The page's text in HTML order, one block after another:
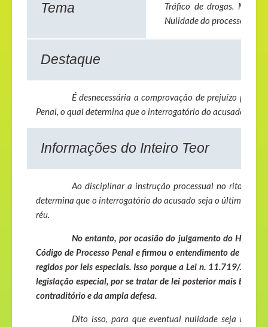
Tema
Tráfico de drogas.
Nulidade do processo.
Destaque
É desnecessária a comprovação de prejuízo para
Penal, o qual determina que o interrogatório do acusado seja
Informações do Inteiro Teor
Ao disciplinar a instrução processual no rito
determina que o interrogatório do acusado seja o último ato
réu.
No entanto, por ocasião do julgamento do HC
Código de Processo Penal e firmou o entendimento de que
regidos por leis especiais. Isso porque a Lei n. 11.719/2008
legislação especial, por se tratar de lei posterior mais
contraditório e da ampla defesa.
Dito isso, para que eventual nulidade seja